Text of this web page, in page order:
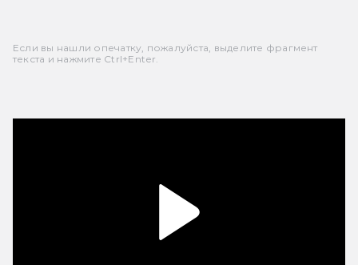
Если вы нашли опечатку, пожалуйста, выделите фрагмент
текста и нажмите Ctrl+Enter.